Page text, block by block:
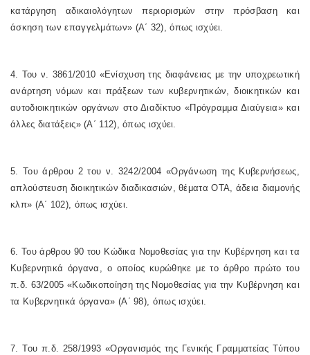
κατάργηση αδικαιολόγητων περιορισμών στην πρόσβαση και
άσκηση των επαγγελμάτων» (Α΄ 32), όπως ισχύει.
4. Του ν. 3861/2010 «Ενίσχυση της διαφάνειας με την υποχρεωτική
ανάρτηση νόμων και πράξεων των κυβερνητικών, διοικητικών και
αυτοδιοικητικών οργάνων στο Διαδίκτυο «Πρόγραμμα Διαύγεια» και
άλλες διατάξεις» (Α΄ 112), όπως ισχύει.
5. Του άρθρου 2 του ν. 3242/2004 «Οργάνωση της Κυβερνήσεως,
απλούστευση διοικητικών διαδικασιών, θέματα ΟΤΑ, άδεια διαμονής
κλπ» (Α΄ 102), όπως ισχύει.
6. Του άρθρου 90 του Κώδικα Νομοθεσίας για την Κυβέρνηση και τα
Κυβερνητικά όργανα, ο οποίος κυρώθηκε με το άρθρο πρώτο του
π.δ. 63/2005 «Κωδικοποίηση της Νομοθεσίας για την Κυβέρνηση και
τα Κυβερνητικά όργανα» (Α΄ 98), όπως ισχύει.
7. Του π.δ. 258/1993 «Οργανισμός της Γενικής Γραμματείας Τύπου